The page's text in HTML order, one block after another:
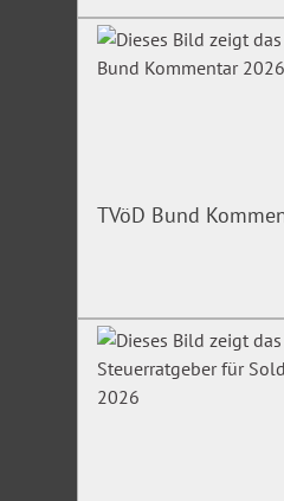
TVöD Bund